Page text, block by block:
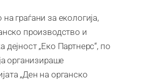
граѓани за екологија,
производство и
дејност „Еко Партнерс“, по
организираше
„Ден на органско